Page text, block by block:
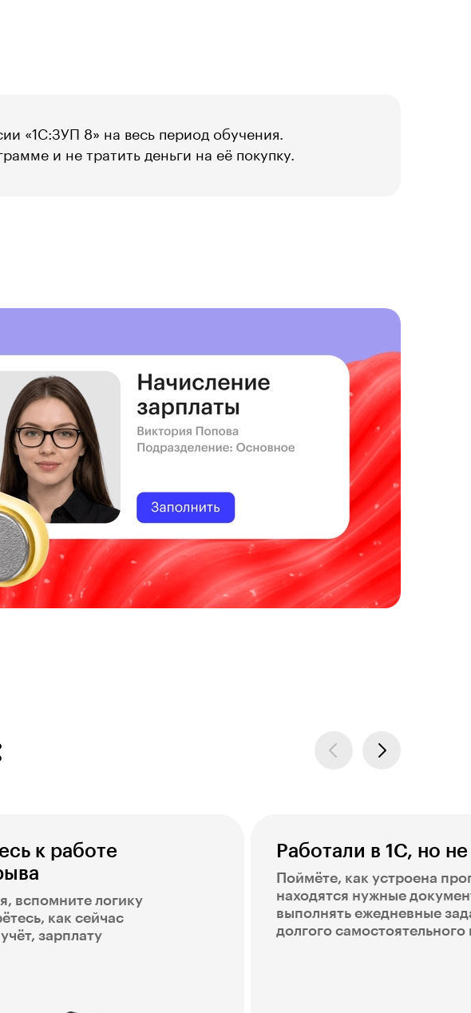
«1С:ЗУП 8» на весь период обучения.
и не тратить деньги на её покупку.
к работе
вспомните логику
как сейчас
зарплату
Работали в 1С, но
Поймёте, как устроена
находятся нужные
выполнять ежедневные
долгого самостоятельного